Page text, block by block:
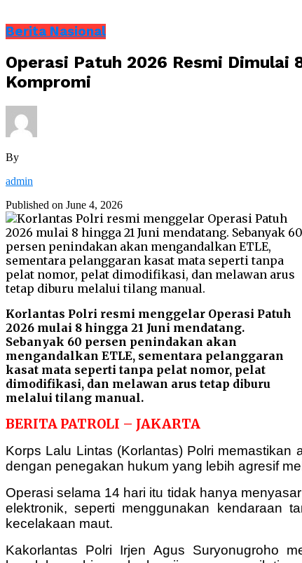
Berita Nasional
Operasi Patuh 2026 Resmi
Kompromi
By
admin
Published on June 4, 2026
Korlantas Polri resmi menggelar Operasi Patuh
2026 mulai 8 hingga 21 Juni mendatang.
Sebanyak 60 persen penindakan akan
mengandalkan ETLE, sementara pelanggaran
kasat mata seperti tanpa pelat nomor, pelat
dimodifikasi, dan melawan arus tetap diburu
melalui tilang manual.
BERITA PATROLI – JAKARTA
Korps Lalu Lintas (Korlantas) Polri
dengan penegakan hukum yang lebih agresif
Operasi selama 14 hari itu tidak hanya
elektronik, seperti menggunakan kendaraan
kecelakaan maut.
Kakorlantas Polri Irjen Agus Suryonugroho